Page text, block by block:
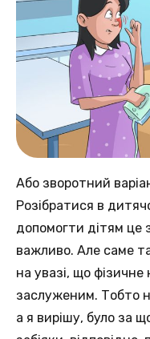
Або зворотний
Розібратися в
допомогти дітям це
важливо. Але саме
на увазі, що
заслуженим. Тобто
а я вирішу, було за